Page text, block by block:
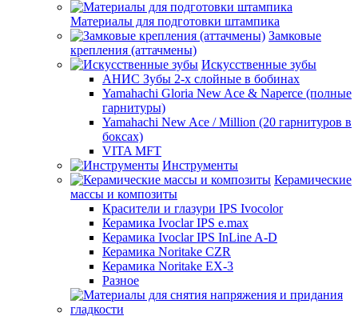
Материалы для подготовки штампика
Замковые
крепления (аттачмены)
Искусственные зубы
АНИС Зубы 2-х слойные в бобинах
Yamahachi Gloria New Ace & Naperce (полные
гарнитуры)
Yamahachi New Ace / Million (20 гарнитуров в
боксах)
VITA MFT
Инструменты
Керамические
массы и композиты
Красители и глазури IPS Ivocolor
Керамика Ivoclar IPS e.max
Керамика Ivoclar IPS InLine A-D
Керамика Noritake CZR
Керамика Noritake EX-3
Разное